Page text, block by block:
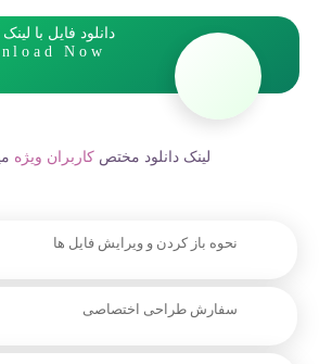
دانلود فایل با
Now
لینک دانلود مختص کاربران ویژه
نحوه باز کردن و ویرایش فایل ها
سفارش طراحی اختصاصی